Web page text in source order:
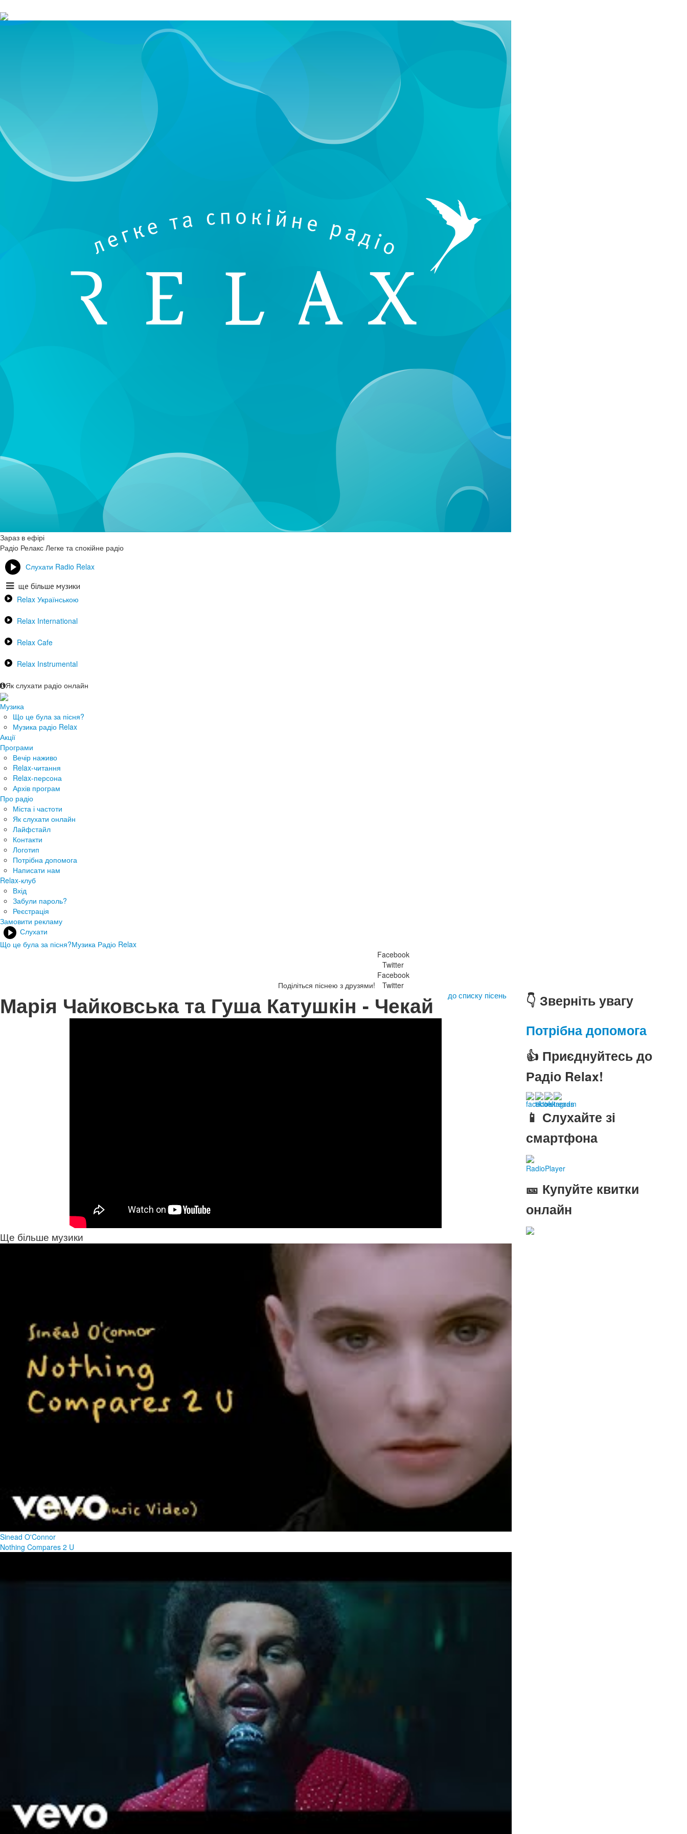
Зараз в ефірі
Радіо Релакс Легке та спокійне радіо
Слухати Radio Relax
ще більше музики
Relax Українською
Relax International
Relax Cafe
Relax Instrumental
Як слухати радіо онлайн
Музика
Що це була за пісня?
Музика радіо Relax
Акції
Програми
Вечір наживо
Relax-читання
Relax-персона
Архів програм
Про радіо
Міста і частоти
Як слухати онлайн
Лайфстайл
Контакти
Логотип
Потрібна допомога
Написати нам
Relax-клуб
Вхід
Забули пароль?
Реєстрація
Замовити рекламу
Слухати
Що це була за пісня?Музика Радіо Relax
Поділіться піснею з друзями!
Facebook
Twitter
Facebook
Twitter
Марія Чайковська та Гуша Катушкін - Чекай до списку пісень
Ще більше музики
Sinead O'Connor
Nothing Compares 2 U
👇 Зверніть увагу
Потрібна допомога
👍 Приєднуйтесь до
Радіо Relax!
📱 Слухайте зі
смартфона
RadioPlayer
🎫 Купуйте квитки
онлайн